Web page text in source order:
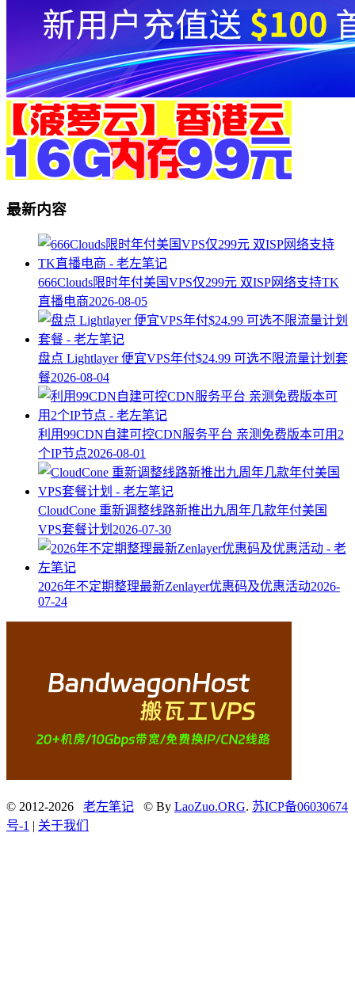
最新内容
666Clouds限时年付美国VPS仅299元 双ISP网络支持TK
直播电商2026-08-05
盘点 Lightlayer 便宜VPS年付$24.99 可选不限流量计划套
餐2026-08-04
利用99CDN自建可控CDN服务平台 亲测免费版本可用2
个IP节点2026-08-01
CloudCone 重新调整线路新推出九周年几款年付美国
VPS套餐计划 2026-07-30
2026年不定期整理最新Zenlayer优惠码及优惠活动2026-
07-24
© 2012-2026 老左笔记 © By LaoZuo.ORG. 苏ICP备06030674
号-1 | 关于我们